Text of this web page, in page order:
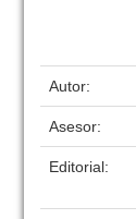
Autor:
Asesor:
Editorial: